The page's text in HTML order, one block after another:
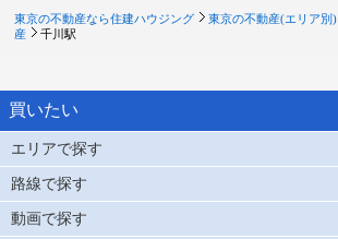
東京の不動産なら住建ハウジング 東京の不動産(エリア別)
産
千川駅
買いたい
エリアで探す
路線で探す
動画で探す